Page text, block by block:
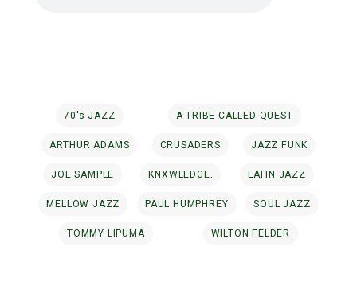
70's JAZZ A TRIBE CALLED QUEST
ARTHUR ADAMS CRUSADERS JAZZ FUNK
JOE SAMPLE KNXWLEDGE. LATIN JAZZ
MELLOW JAZZ PAUL HUMPHREY SOUL JAZZ
TOMMY LIPUMA WILTON FELDER